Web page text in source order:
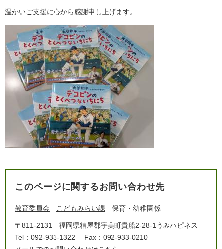
温かいご支援に心から感謝申し上げます。
このページに関するお問い合わせ先
教育委員会 こどもみらい課 保育・幼稚園係
〒811-2131
福岡県糟屋郡宇美町貴船2-28-1うみハピネス
Tel：092-933-1322
Fax：092-933-0210